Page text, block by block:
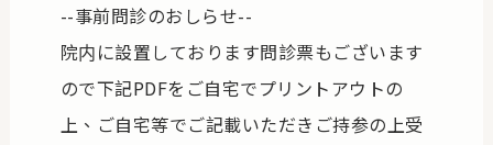
--事前問診のおしらせ--
院内に設置しております問診票もございます
ので下記PDFをご自宅でプリントアウトの
上、ご自宅等でご記載いただきご持参の上受